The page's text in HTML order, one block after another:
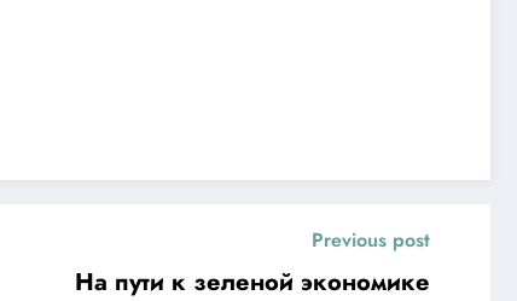
Previous post
На пути к зеленой экономике